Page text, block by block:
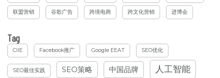
联盟营销 谷歌广告 跨境电商 跨文化营销 进博会
Tag
CIIE Facebook推广 Google EEAT SEO优化
SEO最佳实践 SEO策略 中国品牌 人工智能